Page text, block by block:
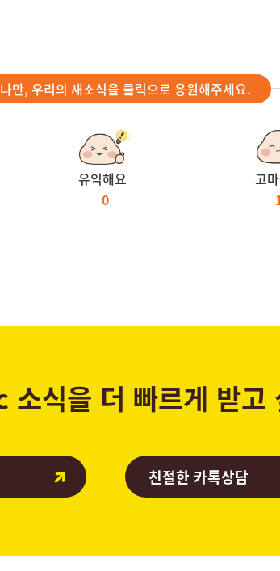
만, 우리의 새소식을 클릭으로 응원해주세요.
유익해요
0
고
식을 더 빠르게 받고
친절한 카톡상담